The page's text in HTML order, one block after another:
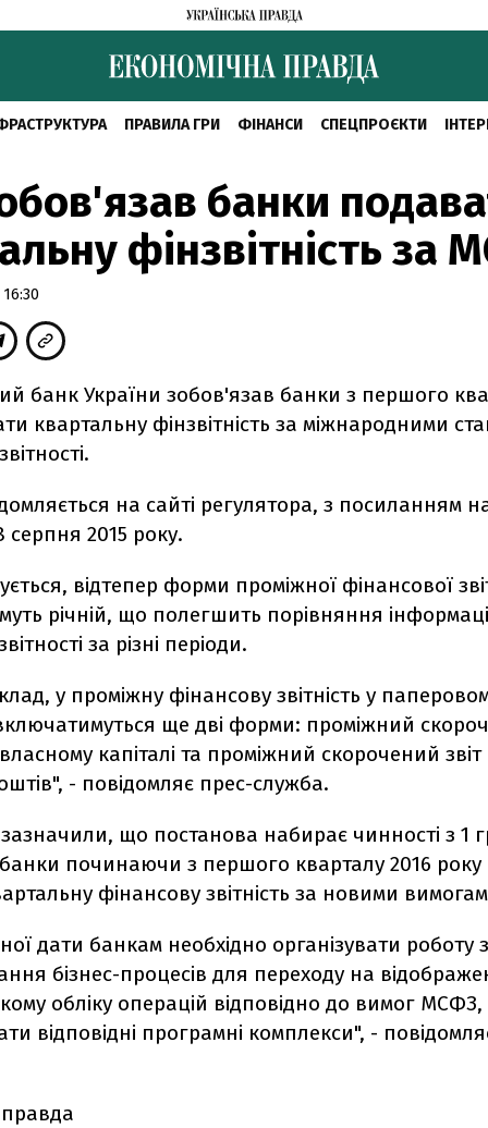
ПРАВИЛА ГРИ ФІНАНСИ СПЕЦПРОЄКТИ
банки
фінзвітність за
банк України зобов'язав банки з першого
квартальну фінзвітність за міжнародними
на сайті регулятора, з посиланням
2015 року.
відтепер форми проміжної фінансової
річній, що полегшить порівняння
за різні періоди.
у проміжну фінансову звітність у
ще дві форми: проміжний
капіталі та проміжний скорочений
- повідомляє прес-служба.
що постанова набирає чинності з 1
починаючи з першого кварталу 2016 року
фінансову звітність за новими
дати банкам необхідно організувати роботу з
бізнес-процесів для переходу на
обліку операцій відповідно до вимог
відповідні програмні комплекси", -